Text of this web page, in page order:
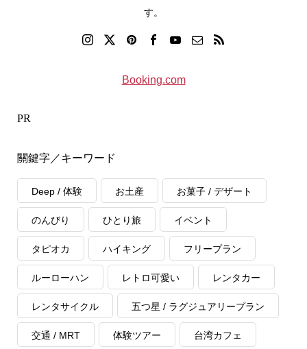
す。
Booking.com
PR
關鍵字／キーワード
Deep / 体験 お土産 お菓子 / デザート
のんびり ひとり旅 イベント
タピオカ ハイキング フリープラン
ルーローハン レトロ可愛い レンタカー
レンタサイクル 五つ星 / ラグジュアリープラン
交通 / MRT 体験ツアー 台湾カフェ